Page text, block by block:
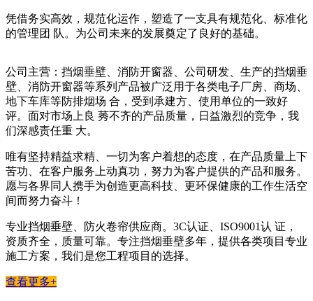
凭借务实高效，规范化运作，塑造了一支具有规范化、标准化
的管理团 队。为公司未来的发展奠定了良好的基础。
公司主营：挡烟垂壁、消防开窗器、公司研发、生产的挡烟垂
壁、消防开窗器等系列产品被广泛用于各类电子厂房、商场、
地下车库等防排烟场 合，受到承建方、使用单位的一致好
评。面对市场上良 莠不齐的产品质量，日益激烈的竞争，我
们深感责任重 大。
唯有坚持精益求精、一切为客户着想的态度，在产品质量上下
苦功、在客户服务上动真功，努力为客户提供的产品和服务。
愿与各界同人携手为创造更高科技、更环保健康的工作生活空
间而努力奋斗！
专业挡烟垂壁、防火卷帘供应商。3C认证、ISO9001认 证，
资质齐全，质量可靠。专注挡烟垂壁多年，提供各类项目专业
施工方案，我们是您工程项目的选择。
查看更多+